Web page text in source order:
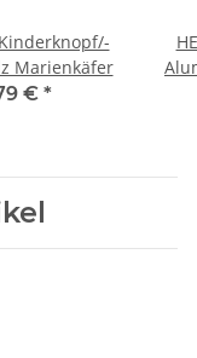
Marienkäfer
€ *